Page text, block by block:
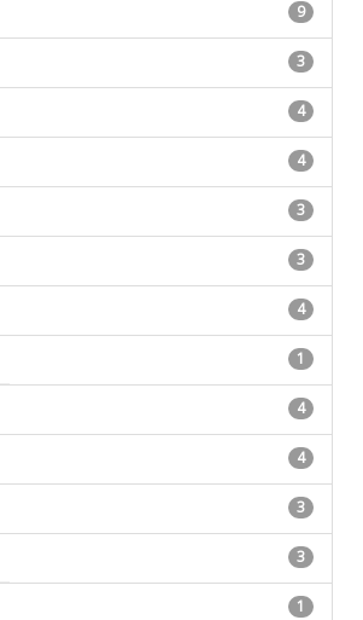
9
3
4
4
3
3
4
1
4
4
3
3
1